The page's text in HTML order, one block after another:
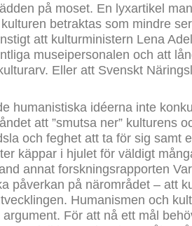
på moset. En lyxartikel
betraktas som mindre
att kulturministern Lena
museipersonalen och att
Eller att Svenskt
humanistiska idéerna inte
att ”smutsa ner” kulturens
och feghet att ta för sig samt
käppar i hjulet för väldigt
annat forskningsrapporten
påverkan på närområdet – att
Humanismen och
För att nå ett mål